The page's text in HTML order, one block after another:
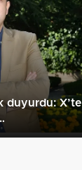
duyurdu: X’te